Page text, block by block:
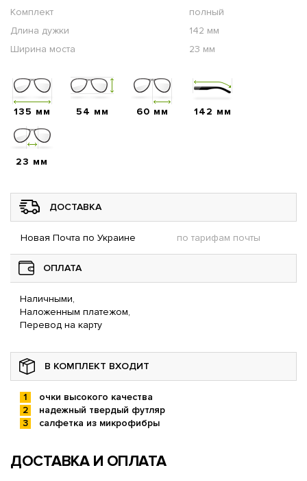
Комплект
полный
Длина дужки
142 мм
Ширина моста
23 мм
135 мм 54 мм 60 мм 142 мм
23 мм
ДОСТАВКА
Новая Почта по Украине по тарифам почты
ОПЛАТА
Наличными,
Наложенным платежом,
Перевод на карту
В КОМПЛЕКТ ВХОДИТ
очки высокого качества
надежный твердый футляр
салфетка из микрофибры
ДОСТАВКА И ОПЛАТА